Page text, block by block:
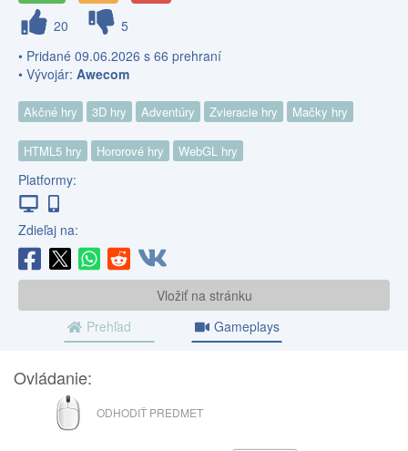
20
5
• Pridané 09.06.2026 s 66 prehraní
• Vývojár: Awecom
Akčné hry 3D hry Adventúry Zvieracie hry Mačky hry
HTML5 hry Hororové hry WebGL hry
Platformy:
Zdieľaj na:
Vložiť na stránku
Prehľad
Gameplays
Ovládanie:
MYŠ
ODHODIŤ PREDMET